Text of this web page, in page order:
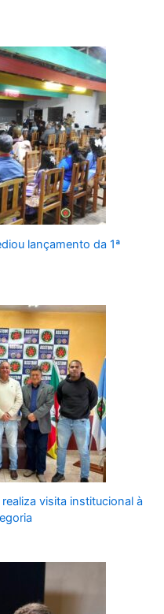
lançamento da 1ª
visita institucional à